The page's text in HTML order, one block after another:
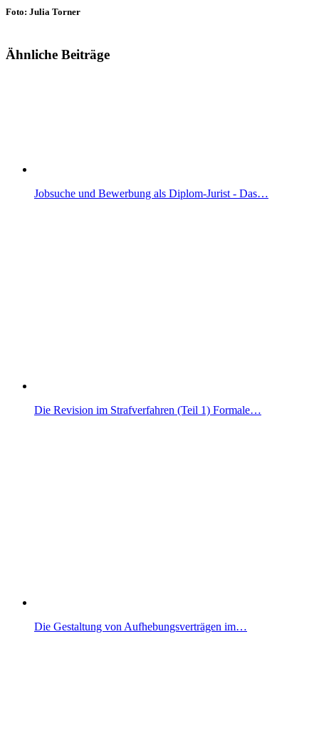
Foto: Julia Torner
Ähnliche Beiträge
Jobsuche und Bewerbung als Diplom-Jurist - Das…
Die Revision im Strafverfahren (Teil 1) Formale…
Die Gestaltung von Aufhebungsverträgen im…